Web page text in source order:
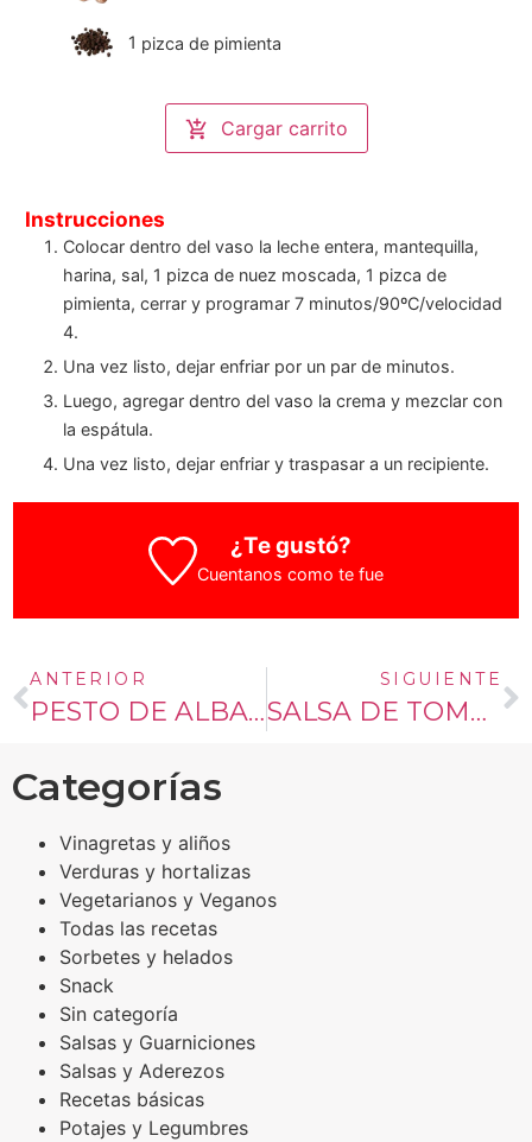
1 pizca de pimienta
Cargar carrito
Instrucciones
Colocar dentro del vaso la leche entera, mantequilla,
harina, sal, 1 pizca de nuez moscada, 1 pizca de
pimienta, cerrar y programar 7 minutos/90ºC/velocidad
4.
Una vez listo, dejar enfriar por un par de minutos.
Luego, agregar dentro del vaso la crema y mezclar con
la espátula.
Una vez listo, dejar enfriar y traspasar a un recipiente.
¿Te gustó?
Cuentanos como te fue
ANTERIOR
PESTO DE ALBAHACA
SIGUIENTE
SALSA DE TOMATE
Categorías
Vinagretas y aliños
Verduras y hortalizas
Vegetarianos y Veganos
Todas las recetas
Sorbetes y helados
Snack
Sin categoría
Salsas y Guarniciones
Salsas y Aderezos
Recetas básicas
Potajes y Legumbres